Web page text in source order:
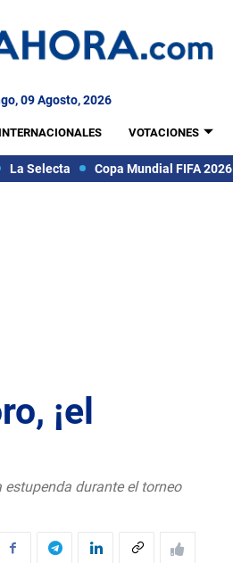
09 Agosto, 2026
INTERNACIONALES VOTACIONES
La Selecta Copa Mundial FIFA 2026
¡el
durante el torneo